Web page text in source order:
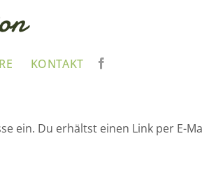
KONTAKT
ein. Du erhältst einen Link per E-